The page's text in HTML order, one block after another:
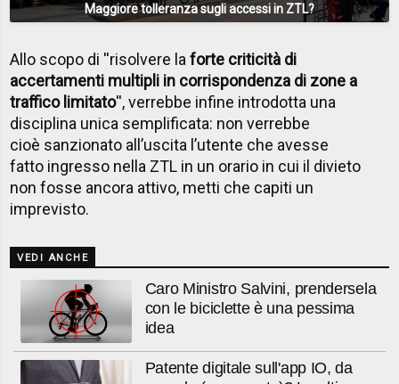
Maggiore tolleranza sugli accessi in ZTL?
Allo scopo di ''risolvere laforte criticità di
accertamenti multipli in corrispondenza di zone a
traffico limitato'', verrebbe infine introdotta una
disciplina unica semplificata: non verrebbe
cioè sanzionato all’uscita l’utente che avesse
fatto ingresso nella ZTL in un orario in cui il divieto
non fosse ancora attivo, metti che capiti un
imprevisto.
VEDI ANCHE
Caro Ministro Salvini, prendersela
con le biciclette è una pessima
idea
Patente digitale sull'app IO, da